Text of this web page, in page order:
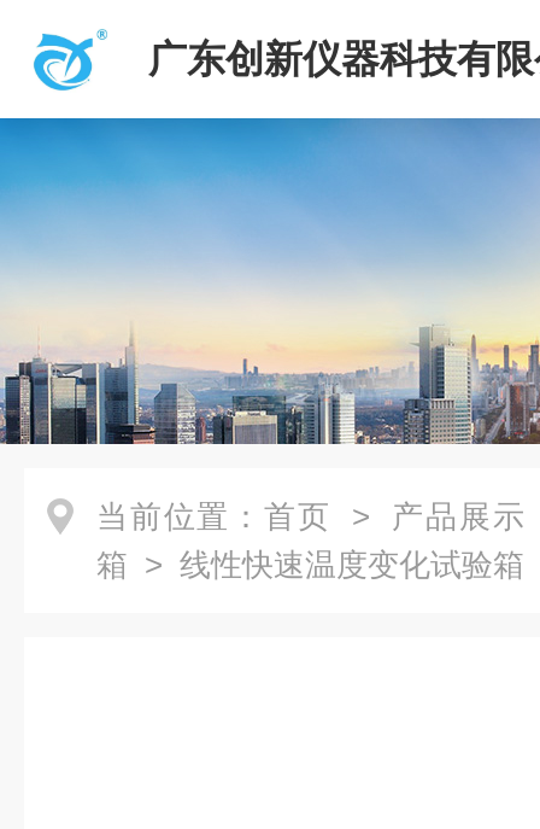
广东创新仪器科技有
当前位置： 首页 > 产品展示
箱 > 线性快速温度变化试验箱